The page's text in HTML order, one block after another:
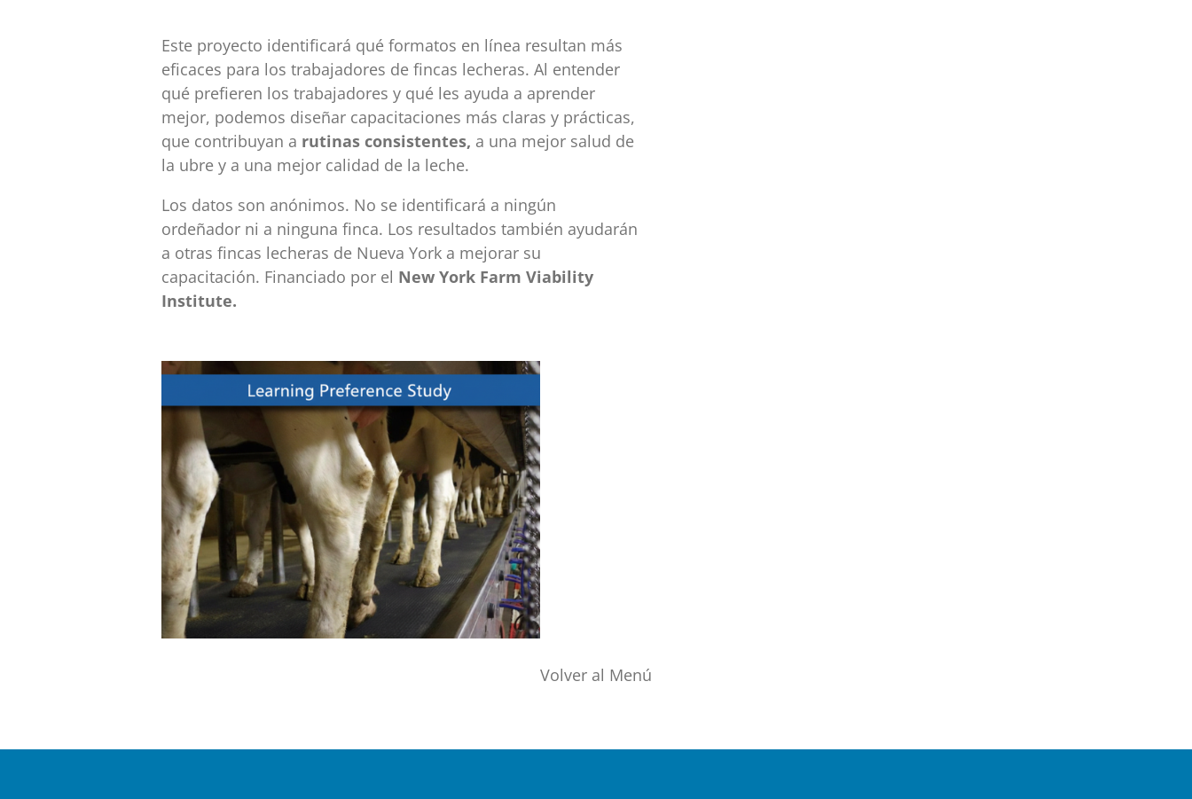
Este proyecto identificará qué formatos en línea resultan más
eficaces para los trabajadores de fincas lecheras. Al entender
qué prefieren los trabajadores y qué les ayuda a aprender
mejor, podemos diseñar capacitaciones más claras y prácticas,
que contribuyan a rutinas consistentes, a una mejor salud de
la ubre y a una mejor calidad de la leche.
Los datos son anónimos. No se identificará a ningún
ordeñador ni a ninguna finca. Los resultados también ayudarán
a otras fincas lecheras de Nueva York a mejorar su
capacitación. Financiado por el New York Farm Viability
Institute.
Volver al Menú